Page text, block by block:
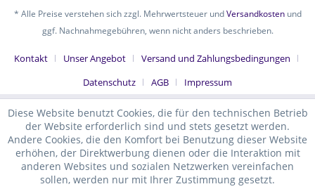
* Alle Preise verstehen sich zzgl. Mehrwertsteuer undVersandkostenund
ggf. Nachnahmegebühren, wenn nicht anders beschrieben.
Kontakt Unser Angebot
Versand und Zahlungsbedingungen
Datenschutz
AGB Impressum
Diese Website benutzt Cookies, die für den technischen Betrieb
der Website erforderlich sind und stets gesetzt werden.
Andere Cookies, die den Komfort bei Benutzung dieser Website
erhöhen, der Direktwerbung dienen oder die Interaktion mit
anderen Websites und sozialen Netzwerken vereinfachen
sollen, werden nur mit Ihrer Zustimmung gesetzt.